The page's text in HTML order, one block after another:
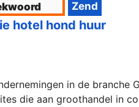
hotel hond huur
in de
die aan groothandel in